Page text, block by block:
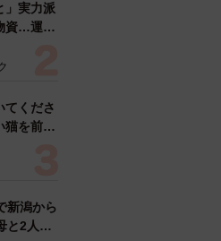
」実力派
資…運搬
わる」
てくださ
猫を前に
命の重
新潟から
と2人で